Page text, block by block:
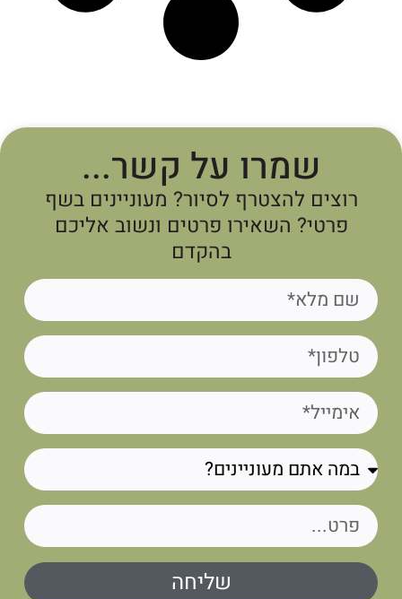
שמרו על קשר...
רוצים להצטרף לסיור? מעוניינים בשף
פרטי? השאירו פרטים ונשוב אליכם
בהקדם
שליחה